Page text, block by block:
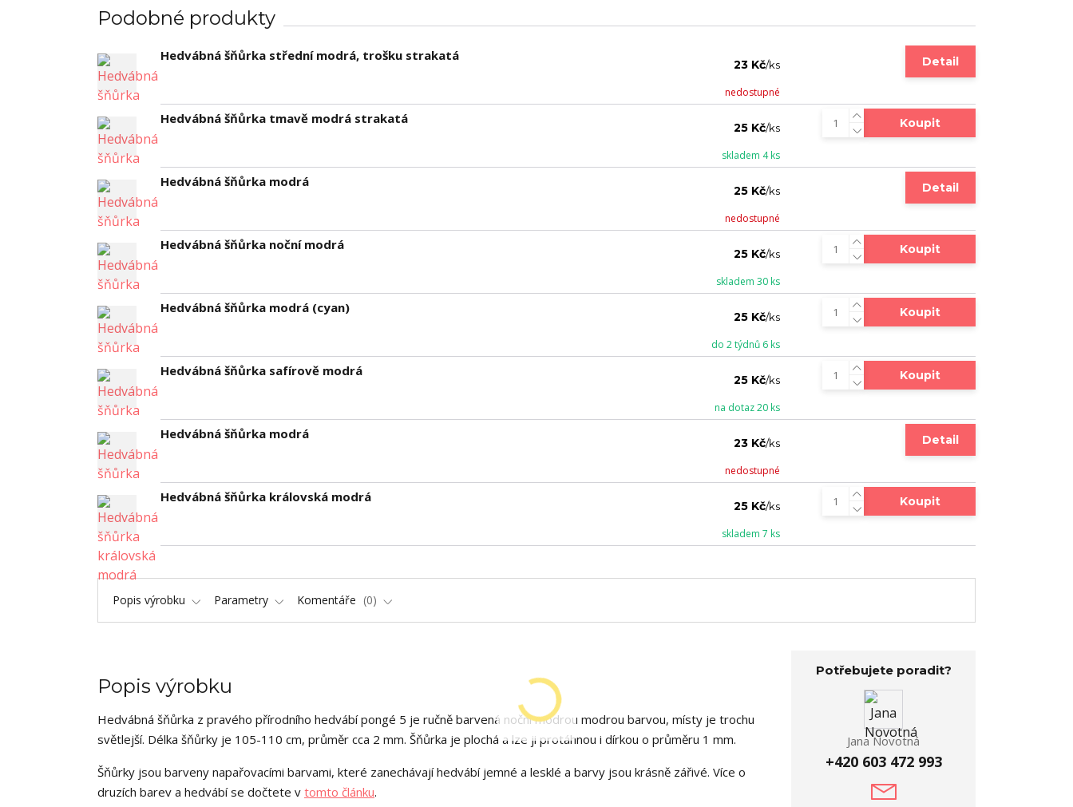
Podobné produkty
Hedvábná šňůrka střední modrá, trošku strakatá
23 Kč/ks
nedostupné
Detail
Hedvábná šňůrka tmavě modrá strakatá
25 Kč/ks
skladem 4 ks
Koupit
Hedvábná šňůrka modrá
25 Kč/ks
nedostupné
Detail
Hedvábná šňůrka noční modrá
25 Kč/ks
skladem 30 ks
Koupit
Hedvábná šňůrka modrá (cyan)
25 Kč/ks
do 2 týdnů 6 ks
Koupit
Hedvábná šňůrka safírově modrá
25 Kč/ks
na dotaz 20 ks
Koupit
Hedvábná šňůrka modrá
23 Kč/ks
nedostupné
Detail
Hedvábná šňůrka královská modrá
25 Kč/ks
skladem 7 ks
Koupit
Popis výrobku Parametry Komentáře 0
Popis výrobku
Hedvábná šňůrka z pravého přírodního hedvábí pongé 5 je ručně barvená noční modrou modrou barvou, místy je trochu
světlejší. Délka šňůrky je 105-110 cm, průměr cca 2 mm. Šňůrka je plochá a lze ji protáhnou i dírkou o průměru 1 mm.
Šňůrky jsou barveny napařovacími barvami, které zanechávají hedvábí jemné a lesklé a barvy jsou krásně zářivé. Více o
druzích barev a hedvábí se dočtete v tomto článku.
Potřebujete poradit?
Jana Novotná
+420 603 472 993